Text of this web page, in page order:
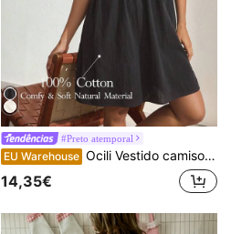
#Preto atemporal
EU Warehouse Ocili Vestido camisola casual feminino de cor sólida para usar em casa
14,35€